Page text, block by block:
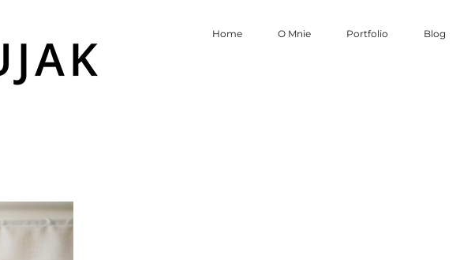
Home O Mnie Portfolio Blog